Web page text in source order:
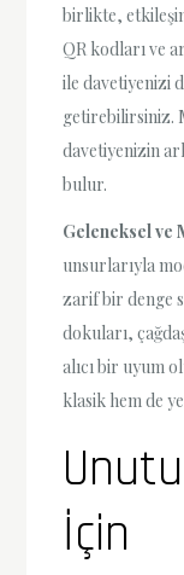
birlikte,
QR kodları ve
ile davetiyenizi
getirebilirsiniz.
davetiyenizin
bulur.
Geleneksel
unsurlarıyla
zarif bir denge
dokuları,
alıcı bir uyum
klasik hem de
İçin